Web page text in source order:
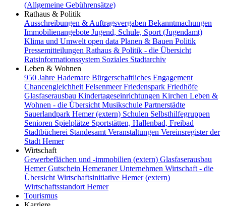
(Allgemeine Gebührensätze)
Rathaus & Politik
Ausschreibungen & Auftragsvergaben Bekanntmachungen
Immobilienangebote Jugend, Schule, Sport (Jugendamt)
Klima und Umwelt open data Planen & Bauen Politik
Pressemitteilungen Rathaus & Politik - die Übersicht
Ratsinformationssystem Soziales Stadtarchiv
Leben & Wohnen
950 Jahre Hademare Bürgerschaftliches Engagement
Chancengleichheit FelsenmeerFriedenspark Friedhöfe
Glasfaserausbau Kindertageseinrichtungen Kirchen Leben &
Wohnen - die Übersicht Musikschule Partnerstädte
Sauerlandpark Hemer (extern) Schulen Selbsthilfegruppen
Senioren Spielplätze Sportstätten, Hallenbad, Freibad
Stadtbücherei Standesamt Veranstaltungen Vereinsregister der
Stadt Hemer
Wirtschaft
Gewerbeflächen und -immobilien (extern) Glasfaserausbau
Hemer Gutschein Hemeraner Unternehmen Wirtschaft - die
Übersicht Wirtschaftsinitiative Hemer (extern)
Wirtschaftsstandort Hemer
Tourismus